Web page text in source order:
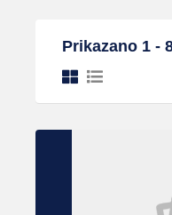
Prikazano 1 -